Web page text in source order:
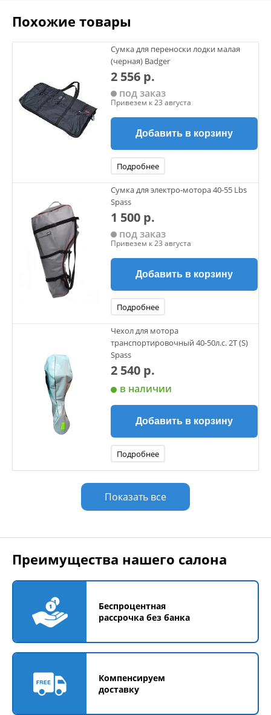
повреждений при перевозке, снаружи плотная
водонепроницаемая ткань. Чехол застегивается на
мощную двустороннюю молнию. Для переноски на чехле
имеются 3 ручки, а для плотного размещения мотора в он
фиксируется тремя стропами по контуру.
Исполнение в камуфляжном цвете.
Похожие товары
Сумка для переноски лодки малая
(черная) Badger
2 556 р.
под заказ
Привезем к 23 августа
Добавить в корзину
Подробнее
Сумка для электро-мотора 40-55 Lbs
Spass
1 500 р.
под заказ
Привезем к 23 августа
Добавить в корзину
Подробнее
Чехол для мотора
транспортировочный 40-50л.с. 2Т (S)
Spass
2 540 р.
в наличии
Добавить в корзину
Подробнее
Показать все
Преимущества нашего салона
Беспроцентная
рассрочка без банка
Компенсируем
доставку